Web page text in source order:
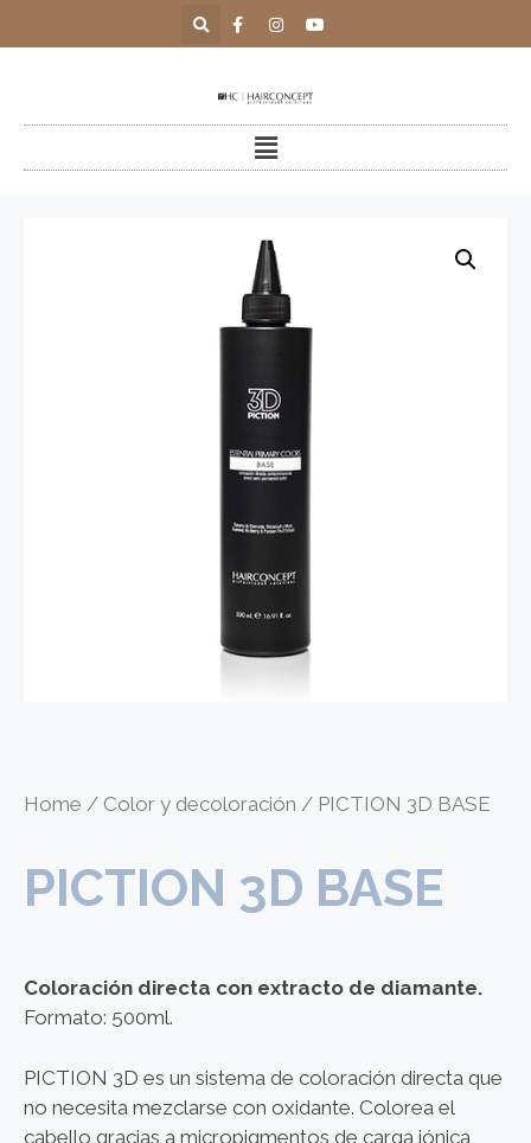
Home / Color y decoloración / PICTION 3D BASE
PICTION 3D BASE
Coloración directa con extracto de diamante.
Formato: 500ml.
PICTION 3D es un sistema de coloración directa que
no necesita mezclarse con oxidante. Colorea el
cabello gracias a micropigmentos de carga iónica